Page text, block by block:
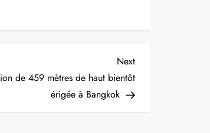
Next
Post
Next
de 459 mètres de haut bientôt
érigée à Bangkok